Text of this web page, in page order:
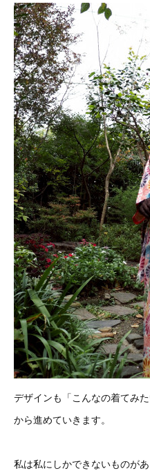
デザインも「こんなの着てみた
から進めていきます。
私は私にしかできないものがあ